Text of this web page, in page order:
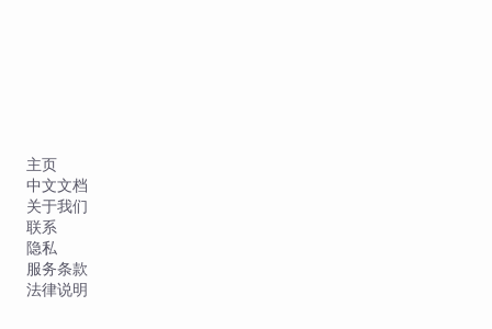
主页
中文文档
关于我们
联系
隐私
服务条款
法律说明